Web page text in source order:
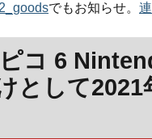
でもお知らせ。
コ 6
として